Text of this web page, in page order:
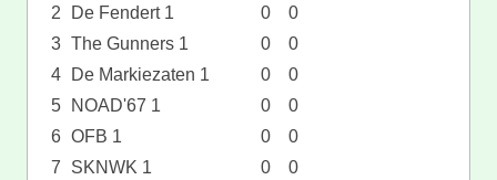
2
De Fendert 1 0
0
3 The Gunners 1 0
0
4
De Markiezaten 1 0
0
5
NOAD'67 1 0
0
6 OFB 1 0
0
7
SKNWK 1 0
0